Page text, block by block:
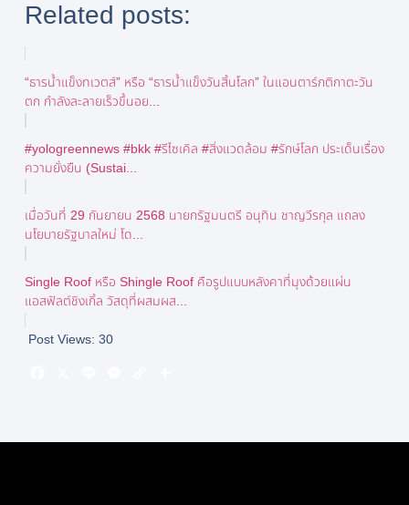
Related posts:
“ธารน้ำแข็งทเวตส์” หรือ “ธารน้ำแข็งวันสิ้นโลก” ในแอนตาร์กติกาตะวัน
ตก กำลังละลายเร็วขึ้นอย...
#yologreennews #bkk #รีไซเคิล #สิ่งแวดล้อม #รักษ์โลก ประเด็นเรื่อง
ความยั่งยืน (Sustai...
เมื่อวันที่ 29 กันยายน 2568 นายกรัฐมนตรี อนุทิน ชาญวีรกุล แถลง
นโยบายรัฐบาลใหม่ โด...
Single Roof หรือ Shingle Roof คือรูปแบบหลังคาที่มุงด้วยแผ่น
แอสฟัลต์ชิงเกิ้ล วัสดุที่ผสมผส...
Post Views: 30